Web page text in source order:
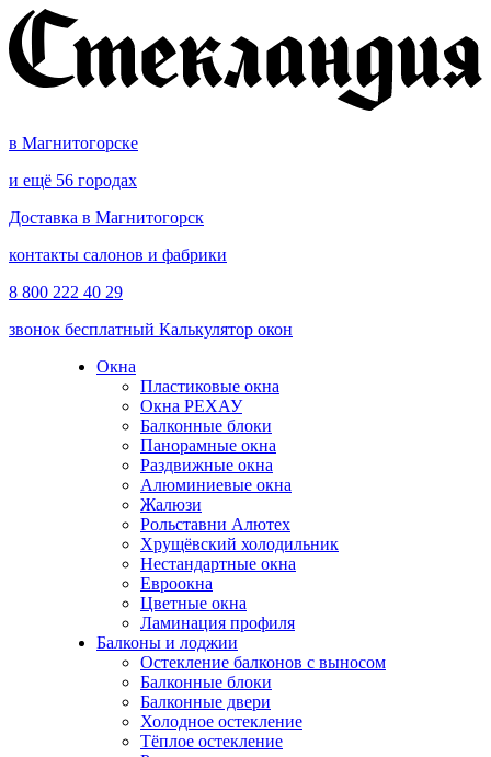
в Магнитогорске
и ещё 56 городах
Доставка в Магнитогорск
контакты салонов и фабрики
8 800 222 40 29
звонок бесплатный Калькулятор окон
Окна
Пластиковые окна
Окна РЕХАУ
Балконные блоки
Панорамные окна
Раздвижные окна
Алюминиевые окна
Жалюзи
Рольставни Алютех
Хрущёвский холодильник
Нестандартные окна
Евроокна
Цветные окна
Ламинация профиля
Балконы и лоджии
Остекление балконов с выносом
Балконные блоки
Балконные двери
Холодное остекление
Тёплое остекление